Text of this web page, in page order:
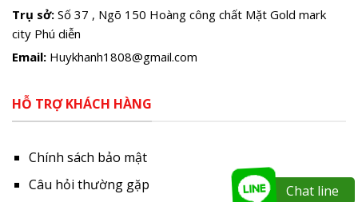
Trụ sở: Số 37 , Ngõ 150 Hoàng công chất Mặt Gold mark
city Phú diễn
Email: Huykhanh1808@gmail.com
HỖ TRỢ KHÁCH HÀNG
Chính sách bảo mật
Câu hỏi thường gặp
Chat line